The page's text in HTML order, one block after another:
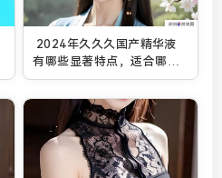
2024年久久久国产精华液
有哪些显著特点，适合哪些
肤质？